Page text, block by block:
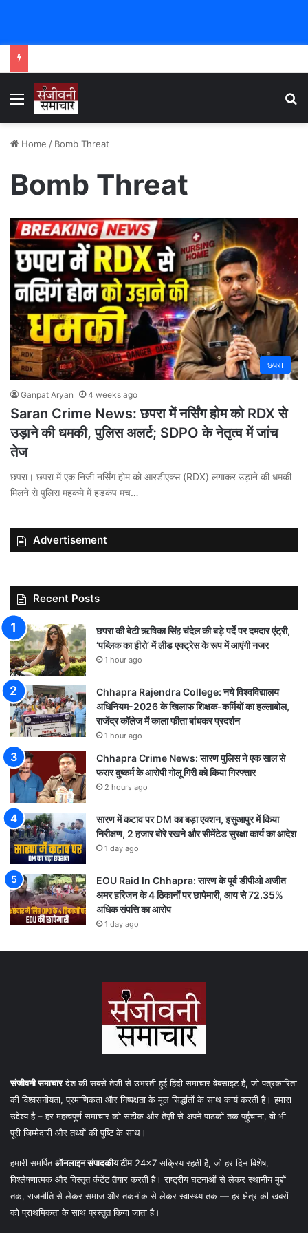
Menu
Home / Bomb Threat
Bomb Threat
छपरा
Ganpat Aryan 4 weeks ago
Saran Crime News: छपरा में नर्सिंग होम को RDX से
उड़ाने की धमकी, पुलिस अलर्ट; SDPO के नेतृत्व में जांच
तेज
छपरा। छपरा में एक निजी नर्सिंग होम को आरडीएक्स (RDX) लगाकर उड़ाने की धमकी
मिलने से पुलिस महकमे में हड़कंप मच…
Advertisement
Recent Posts
छपरा की बेटी ऋषिका सिंह चंदेल की बड़े पर्दे पर दमदार एंट्री,
‘पब्लिक का हीरो’ में लीड एक्ट्रेस के रूप में आएंगी नजर
1 hour ago
Chhapra Rajendra College: नये विश्वविद्यालय
अधिनियम-2026 के खिलाफ शिक्षक-कर्मियों का हल्लाबोल,
राजेंद्र कॉलेज में काला फीता बांधकर प्रदर्शन
1 hour ago
Chhapra Crime News: सारण पुलिस ने एक साल से
फरार दुष्कर्म के आरोपी गोलू गिरी को किया गिरफ्तार
2 hours ago
सारण में कटाव पर DM का बड़ा एक्शन, इसुआपुर में किया
निरीक्षण, 2 हजार बोरे रखने और सीमेंटेड सुरक्षा कार्य का आदेश
1 day ago
EOU Raid In Chhapra: सारण के पूर्व डीपीओ अजीत
अमर हरिजन के 4 ठिकानों पर छापेमारी, आय से 72.35%
अधिक संपत्ति का आरोप
1 day ago
संजीवनी समाचारदेश की सबसे तेजी से उभरती हुई हिंदी समाचार वेबसाइट है, जो पत्रकारिता
की विश्वसनीयता, प्रमाणिकता और निष्पक्षता के मूल सिद्धांतों के साथ कार्य करती है। हमारा
उद्देश्य है – हर महत्वपूर्ण समाचार को सटीक और तेज़ी से अपने पाठकों तक पहुँचाना, वो भी
पूरी जिम्मेदारी और तथ्यों की पुष्टि के साथ।
हमारी समर्पितऑनलाइन संपादकीय टीम24×7 सक्रिय रहती है, जो हर दिन विशेष,
विश्लेषणात्मक और विस्तृत कंटेंट तैयार करती है। राष्ट्रीय घटनाओं से लेकर स्थानीय मुद्दों
तक, राजनीति से लेकर समाज और तकनीक से लेकर स्वास्थ्य तक — हर क्षेत्र की खबरों
को प्राथमिकता के साथ प्रस्तुत किया जाता है।